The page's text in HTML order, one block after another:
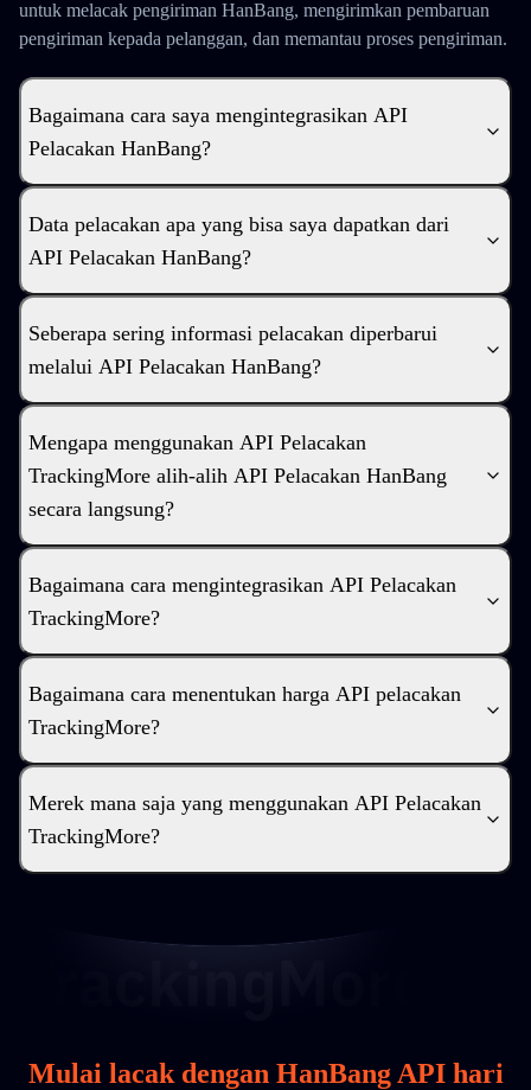
untuk melacak pengiriman HanBang, mengirimkan pembaruan
pengiriman kepada pelanggan, dan memantau proses pengiriman.
Bagaimana cara saya mengintegrasikan API
Pelacakan HanBang?
Data pelacakan apa yang bisa saya dapatkan dari
API Pelacakan HanBang?
Seberapa sering informasi pelacakan diperbarui
melalui API Pelacakan HanBang?
Mengapa menggunakan API Pelacakan
TrackingMore alih-alih API Pelacakan HanBang
secara langsung?
Bagaimana cara mengintegrasikan API Pelacakan
TrackingMore?
Bagaimana cara menentukan harga API pelacakan
TrackingMore?
Merek mana saja yang menggunakan API Pelacakan
TrackingMore?
Mulai lacak dengan HanBang API hari